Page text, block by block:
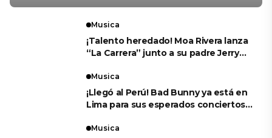
Musica
¡Talento heredado! Moa Rivera lanza
“La Carrera” junto a su padre Jerry
Musica
¡Llegó al Perú! Bad Bunny ya está en
Lima para sus esperados conciertos
Musica